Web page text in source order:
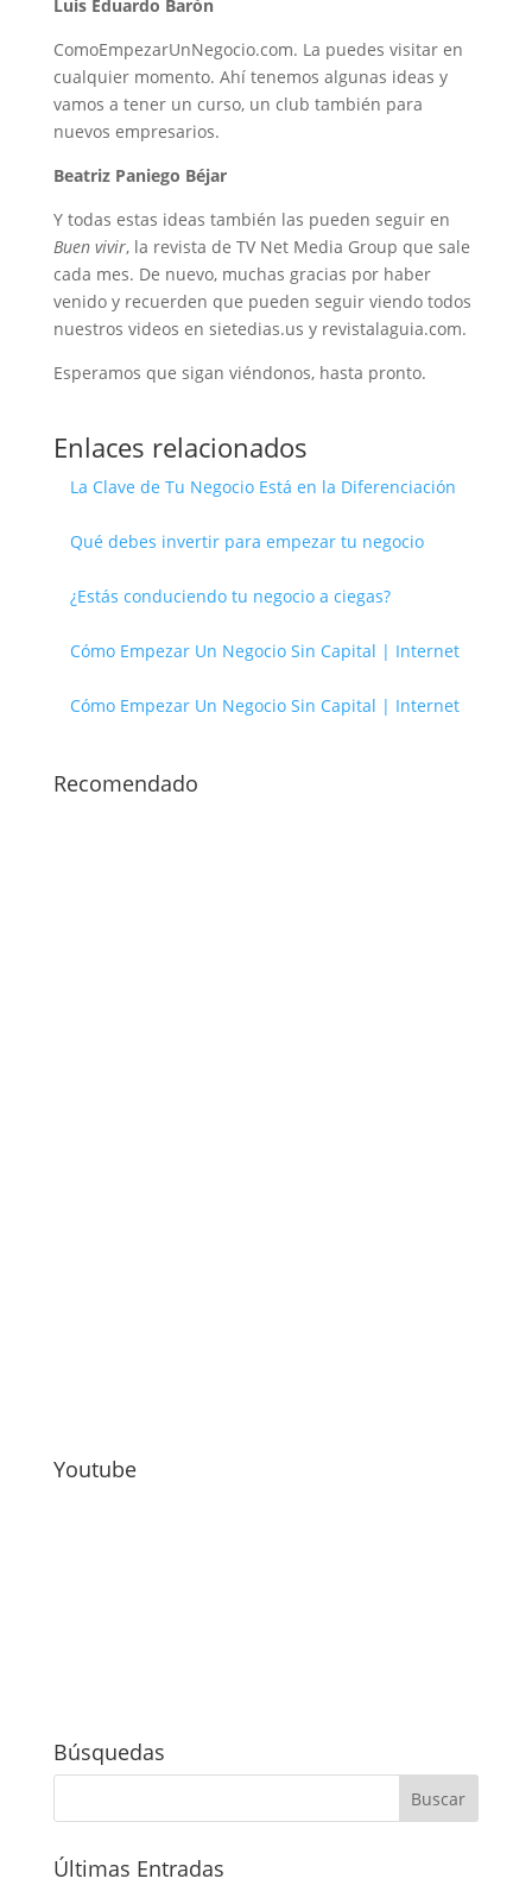
Luis Eduardo Barón
ComoEmpezarUnNegocio.com. La puedes visitar en
cualquier momento. Ahí tenemos algunas ideas y
vamos a tener un curso, un club también para
nuevos empresarios.
Beatriz Paniego Béjar
Y todas estas ideas también las pueden seguir en
Buen vivir, la revista de TV Net Media Group que sale
cada mes. De nuevo, muchas gracias por haber
venido y recuerden que pueden seguir viendo todos
nuestros videos en sietedias.us y revistalaguia.com.
Esperamos que sigan viéndonos, hasta pronto.
Enlaces relacionados
La Clave de Tu Negocio Está en la Diferenciación
Qué debes invertir para empezar tu negocio
¿Estás conduciendo tu negocio a ciegas?
Cómo Empezar Un Negocio Sin Capital | Internet
Cómo Empezar Un Negocio Sin Capital | Internet
Recomendado
Youtube
Búsquedas
Últimas Entradas